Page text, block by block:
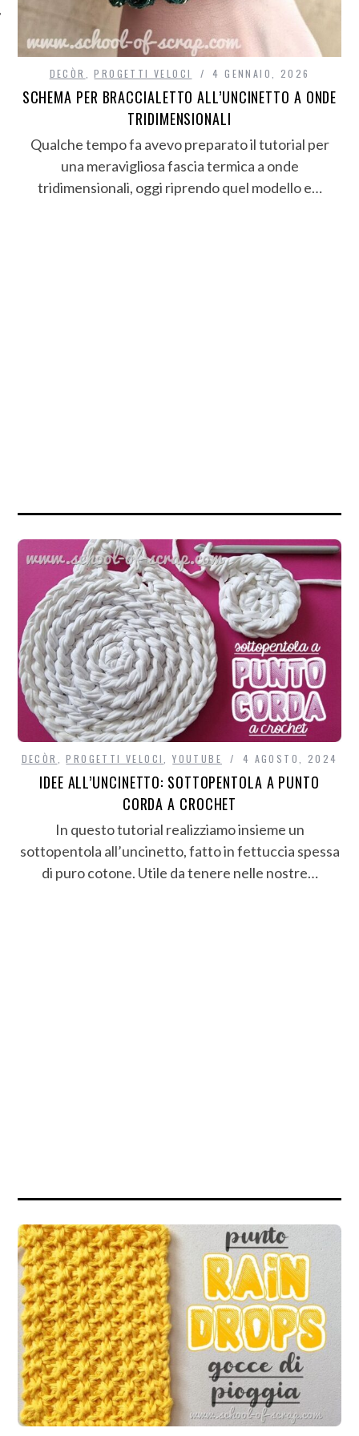
DECÒR ,PROGETTI VELOCI 4 GENNAIO, 2026
SCHEMA PER BRACCIALETTO ALL’UNCINETTO A ONDE
TRIDIMENSIONALI
Qualche tempo fa avevo preparato il tutorial per
una meravigliosa fascia termica a onde
tridimensionali, oggi riprendo quel modello e…
DECÒR ,PROGETTI VELOCI ,YOUTUBE 4 AGOSTO, 2024
IDEE ALL’UNCINETTO: SOTTOPENTOLA A PUNTO
CORDA A CROCHET
In questo tutorial realizziamo insieme un
sottopentola all’uncinetto, fatto in fettuccia spessa
di puro cotone. Utile da tenere nelle nostre…